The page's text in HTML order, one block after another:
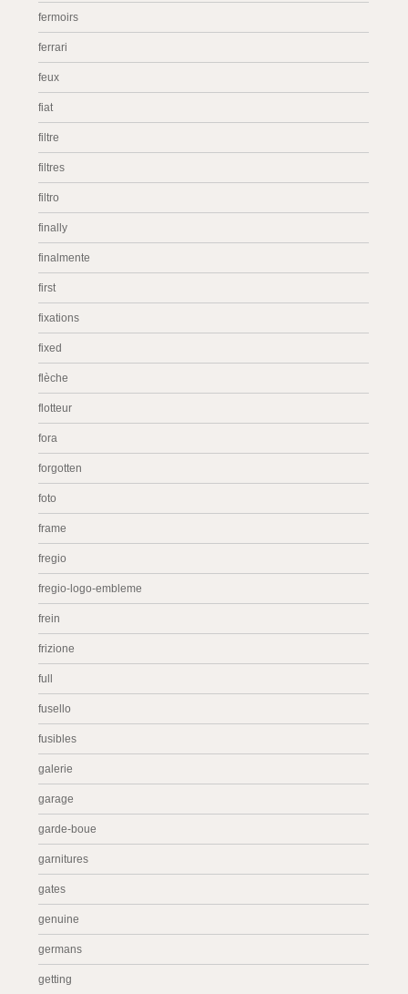
fermoirs
ferrari
feux
fiat
filtre
filtres
filtro
finally
finalmente
first
fixations
fixed
flèche
flotteur
fora
forgotten
foto
frame
fregio
fregio-logo-embleme
frein
frizione
full
fusello
fusibles
galerie
garage
garde-boue
garnitures
gates
genuine
germans
getting